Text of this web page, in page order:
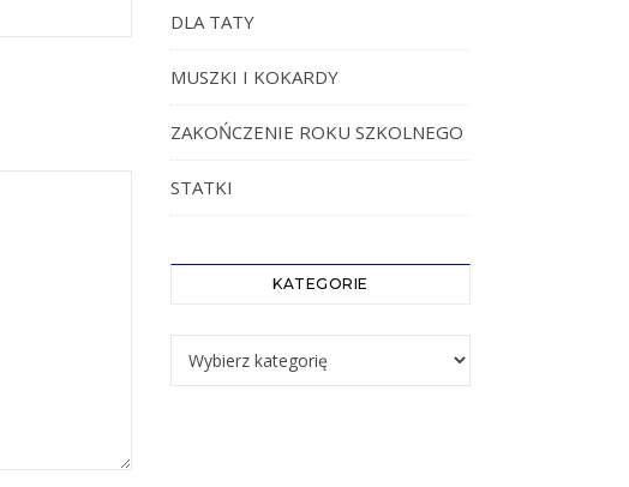
DLA TATY
MUSZKI I KOKARDY
ZAKOŃCZENIE ROKU SZKOLNEGO
STATKI
KATEGORIE
Kategorie